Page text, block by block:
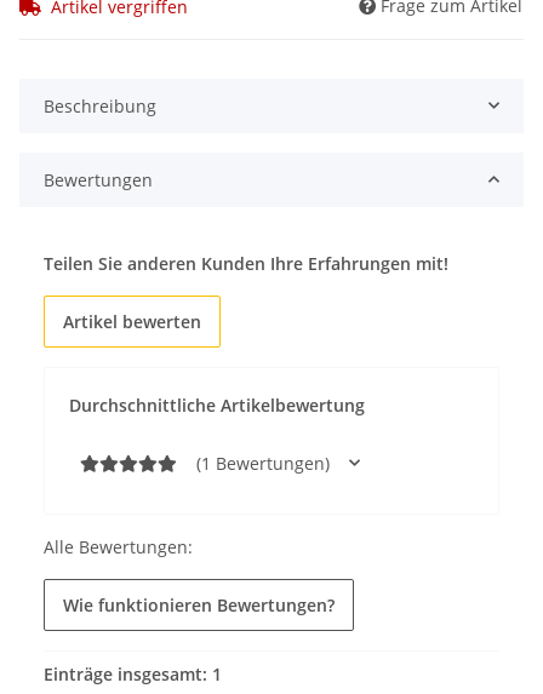
Artikel vergriffen Frage zum Artikel
Beschreibung
Bewertungen
Durchschnittliche Artikelbewertung
(1 Bewertungen)
Teilen Sie anderen Kunden Ihre Erfahrungen mit!
Artikel bewerten
Alle Bewertungen:
Wie funktionieren Bewertungen?
Einträge insgesamt: 1